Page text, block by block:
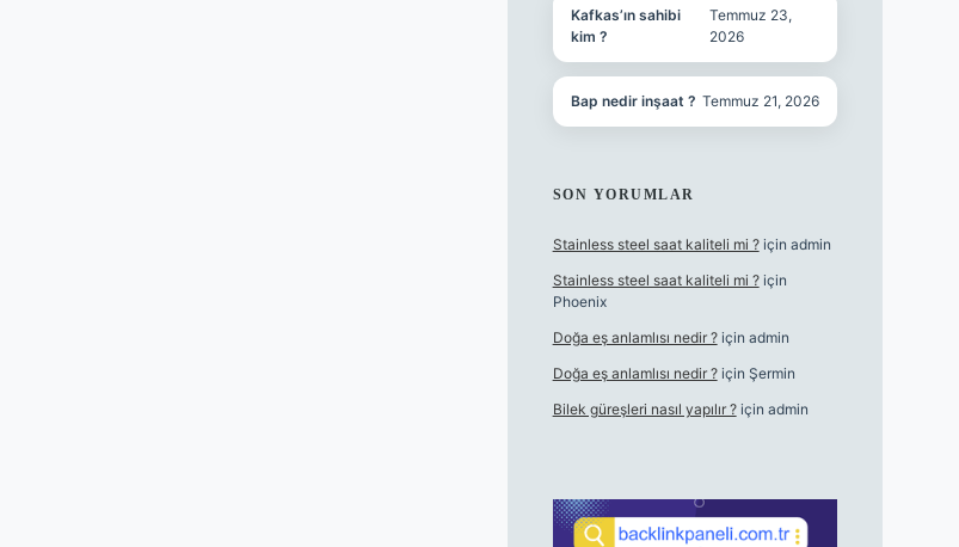
Kafkas’ın sahibi
kim ?
Temmuz 23,
2026
Bap nedir inşaat ? Temmuz 21, 2026
SON YORUMLAR
Stainless steel saat kaliteli mi ?için admin
Stainless steel saat kaliteli mi ?için
Phoenix
Doğa eş anlamlısı nedir ?için admin
Doğa eş anlamlısı nedir ?için Şermin
Bilek güreşleri nasıl yapılır ?için admin